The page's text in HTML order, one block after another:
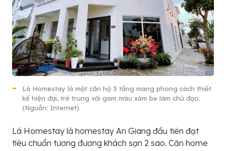
Lá Homestay là một căn hộ 3 tầng mang phong cách thiết
kế hiện đại, trẻ trung với gam màu xám be làm chủ đạo.
(Nguồn: Internet)
Lá Homestay là homestay An Giang đầu tiên đạt
tiêu chuẩn tương đương khách sạn 2 sao. Căn home